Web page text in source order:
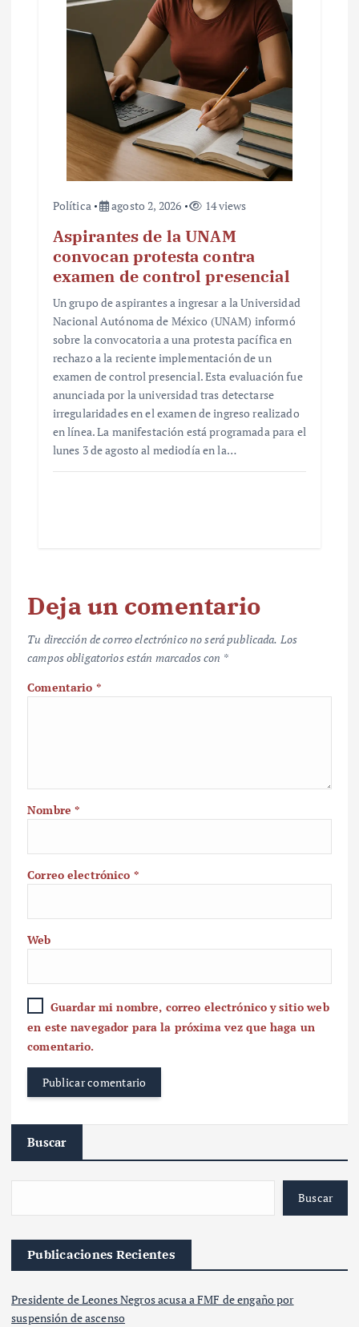
Política agosto 2, 2026 14 views
Aspirantes de la UNAM
convocan protesta contra
examen de control presencial
Un grupo de aspirantes a ingresar a la Universidad
Nacional Autónoma de México (UNAM) informó
sobre la convocatoria a una protesta pacífica en
rechazo a la reciente implementación de un
examen de control presencial. Esta evaluación fue
anunciada por la universidad tras detectarse
irregularidades en el examen de ingreso realizado
en línea. La manifestación está programada para el
lunes 3 de agosto al mediodía en la…
Deja un comentario
Tu dirección de correo electrónico no será publicada. Los
campos obligatorios están marcados con *
Comentario *
Nombre*
Correo electrónico *
Web
Guardar mi nombre, correo electrónico y sitio web
en este navegador para la próxima vez que haga un
comentario.
Buscar
Buscar
Publicaciones Recientes
Presidente de Leones Negros acusa a FMF de engaño por
suspensión de ascenso